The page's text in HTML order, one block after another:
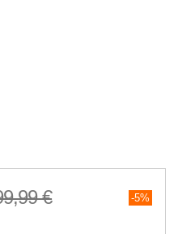
€ 5%